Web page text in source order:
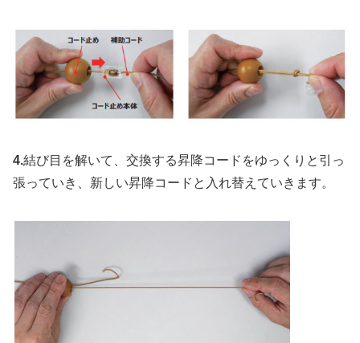
4.結び目を解いて、交換する昇降コードをゆっくりと引っ
張っていき、新しい昇降コードと入れ替えていきます。